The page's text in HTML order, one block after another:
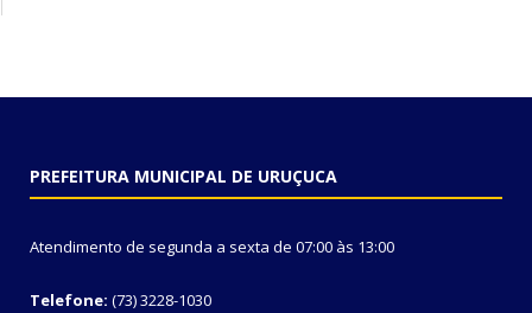
PREFEITURA MUNICIPAL DE URUÇUCA
Atendimento de segunda a sexta de 07:00 às 13:00
Telefone: (73) 3228-1030